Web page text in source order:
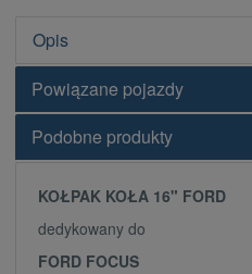
Opis
Powiązane pojazdy
Podobne produkty
KOŁPAK KOŁA 16" FORD
dedykowany do
FORD FOCUS